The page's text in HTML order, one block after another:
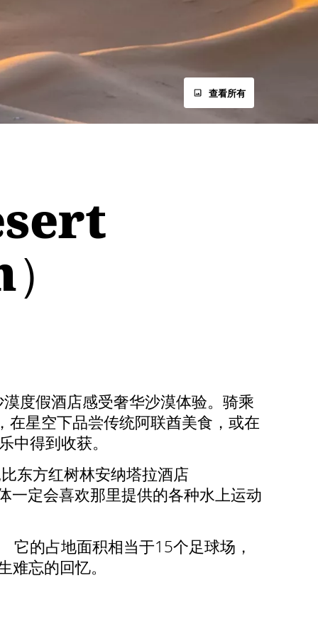
查看所有
度假酒店感受奢华沙漠体验。骑乘
星空下品尝传统阿联酋美食，或在
得到收获。
东方红树林安纳塔拉酒店
定会喜欢那里提供的各种水上运动
它的占地面积相当于15个足球场，
难忘的回忆。